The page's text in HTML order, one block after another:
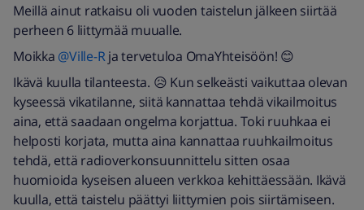
Meillä ainut ratkaisu oli vuoden taistelun jälkeen siirtää
perheen 6 liittymää muualle.
Moikka @Ville-Rja tervetuloa OmaYhteisöön! 😊
Ikävä kuulla tilanteesta. 😥 Kun selkeästi vaikuttaa olevan
kyseessä vikatilanne, siitä kannattaa tehdä vikailmoitus
aina, että saadaan ongelma korjattua. Toki ruuhkaa ei
helposti korjata, mutta aina kannattaa ruuhkailmoitus
tehdä, että radioverkonsuunnittelu sitten osaa
huomioida kyseisen alueen verkkoa kehittäessään. Ikävä
kuulla, että taistelu päättyi liittymien pois siirtämiseen.